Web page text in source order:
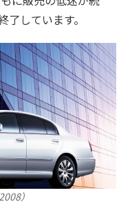
しています。
）